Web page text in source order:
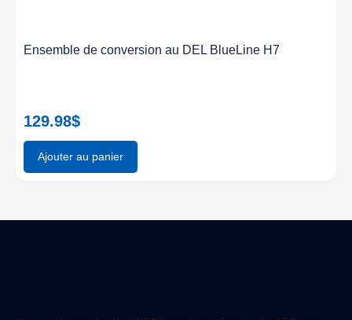
Ensemble de conversion au DEL BlueLine H7
129.98$
Ajouter au panier